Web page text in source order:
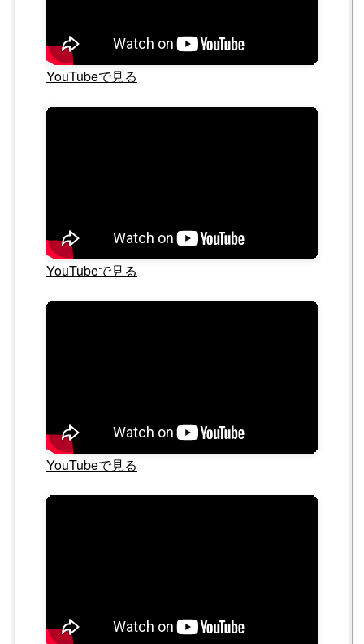
YouTubeで見る
YouTubeで見る
YouTubeで見る